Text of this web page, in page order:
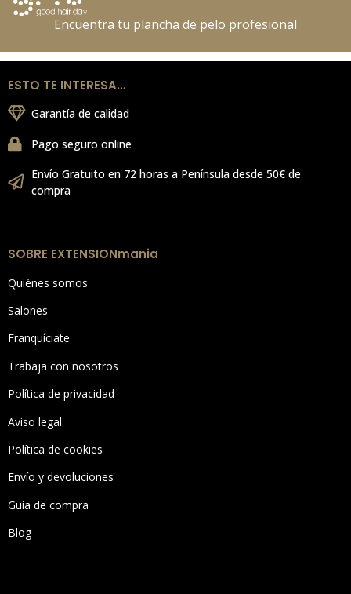
Encuentra tu plancha de pelo profesional
ESTO TE INTERESA…
Garantía de calidad
Pago seguro online
Envío Gratuito en 72 horas a Península desde 50€ de
compra
SOBRE EXTENSIONmania
Quiénes somos
Salones
Franquíciate
Trabaja con nosotros
Política de privacidad
Aviso legal
Política de cookies
Envío y devoluciones
Guía de compra
Blog